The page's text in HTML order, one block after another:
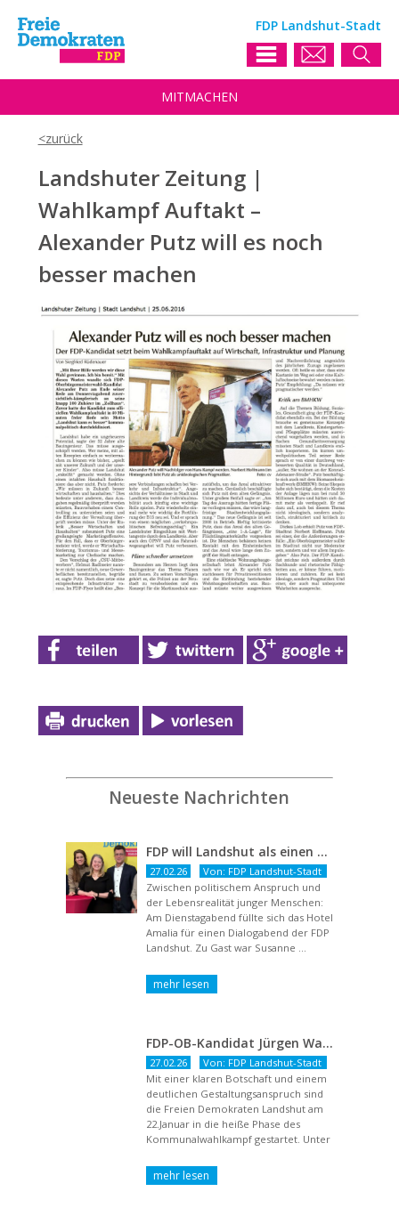
FDP Landshut-Stadt
MITMACHEN
Landshuter Zeitung |
Wahlkampf Auftakt –
Alexander Putz will es noch
besser machen
Neueste Nachrichten
FDP will Landshut als einen echten Chancenort gestalten
27.02.26
Von: FDP Landshut-Stadt
Zwischen politischem Anspruch und
der Lebensrealität junger Menschen:
Am Dienstagabend füllte sich das Hotel
Amalia für einen Dialogabend der FDP
Landshut. Zu Gast war Susanne ...
FDP-OB-Kandidat Jürgen Wachter: „Politik auf Pump ist unsozial“
27.02.26
Von: FDP Landshut-Stadt
Mit einer klaren Botschaft und einem
deutlichen Gestaltungsanspruch sind
die Freien Demokraten Landshut am
22.Januar in die heiße Phase des
Kommunalwahlkampf gestartet. Unter